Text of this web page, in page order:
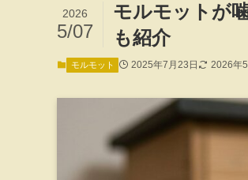
モルモットが
も紹介
2026
5/07
モルモット 2025年7月23日 2026年